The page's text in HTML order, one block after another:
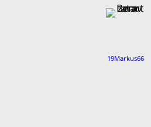
19Markus66